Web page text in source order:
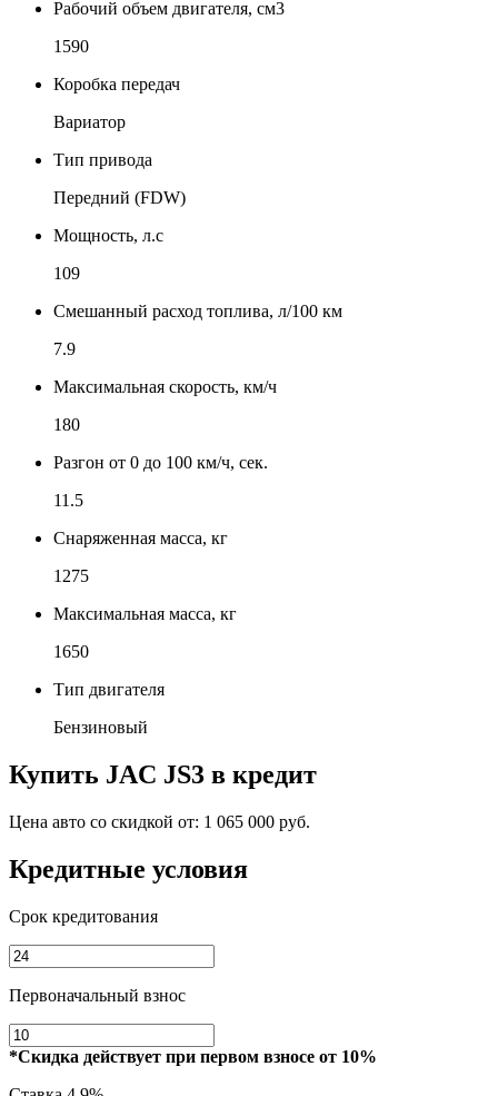
Рабочий объем двигателя, см3
1590
Коробка передач
Вариатор
Тип привода
Передний (FDW)
Мощность, л.с
109
Смешанный расход топлива, л/100 км
7.9
Максимальная скорость, км/ч
180
Разгон от 0 до 100 км/ч, сек.
11.5
Снаряженная масса, кг
1275
Максимальная масса, кг
1650
Тип двигателя
Бензиновый
Купить JAC JS3 в кредит
Цена авто со скидкой от: 1 065 000 руб.
Кредитные условия
Срок кредитования
Первоначальный взнос
*Скидка действует при первом взносе от 10%